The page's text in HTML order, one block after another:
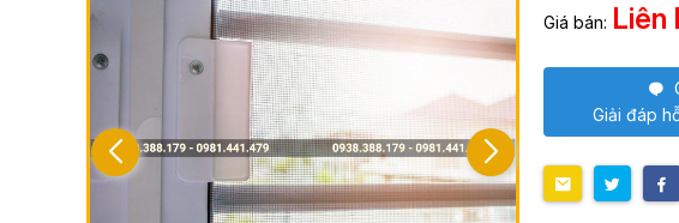
Giá bán: Liên
Giải đáp